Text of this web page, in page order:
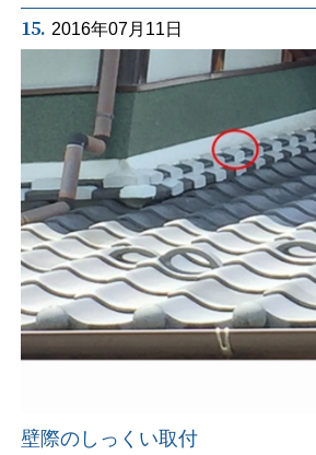
15. 2016年07月11日
壁際のしっくい取付